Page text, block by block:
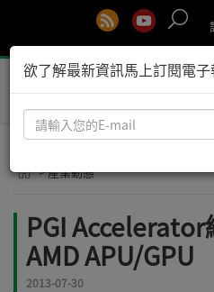
> 產業動態
PGI
AMD APU/GPU
2013-07-30
欲了解最新資訊馬上訂閱電子
請
輸
您
E-
mail